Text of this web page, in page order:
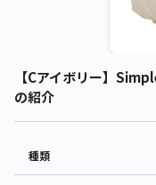
【Cアイボリー】
の紹介
種類